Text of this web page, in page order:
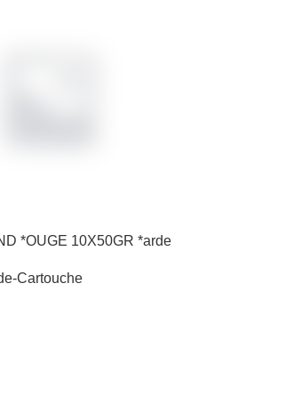
*OUGE 10X50GR *arde
Cartouche